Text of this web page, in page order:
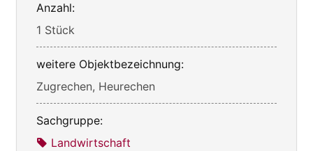
Anzahl:
1 Stück
weitere Objektbezeichnung:
Zugrechen, Heurechen
Sachgruppe:
Landwirtschaft